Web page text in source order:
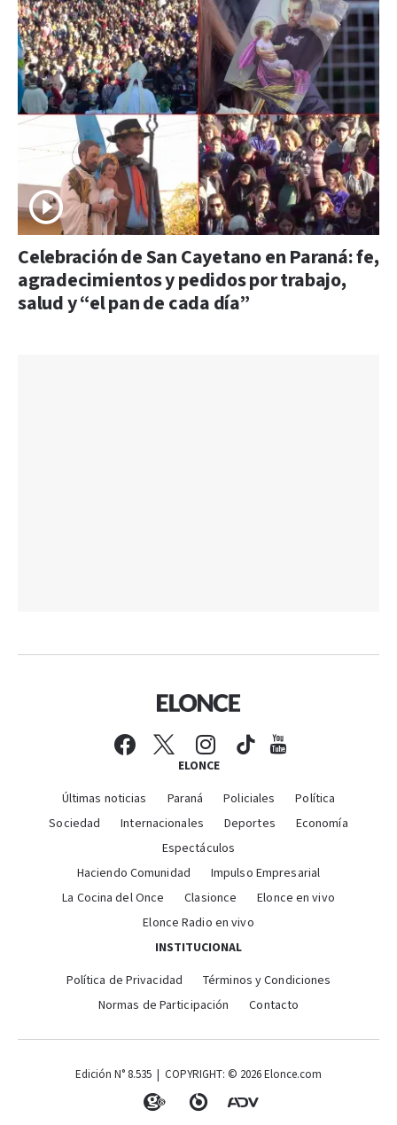
Celebración de San Cayetano en Paraná: fe,
agradecimientos y pedidos por trabajo,
salud y “el pan de cada día”
ELONCE
Últimas noticias Paraná Policiales
Política
Sociedad
Internacionales Deportes
Economía
Espectáculos
Haciendo Comunidad
Impulso Empresarial
La Cocina del Once
Clasionce
Elonce en vivo
Elonce Radio en vivo
INSTITUCIONAL
Política de Privacidad
Términos y Condiciones
Normas de Participación
Contacto
Edición N° 8.535 | COPYRIGHT: © 2026 Elonce.com